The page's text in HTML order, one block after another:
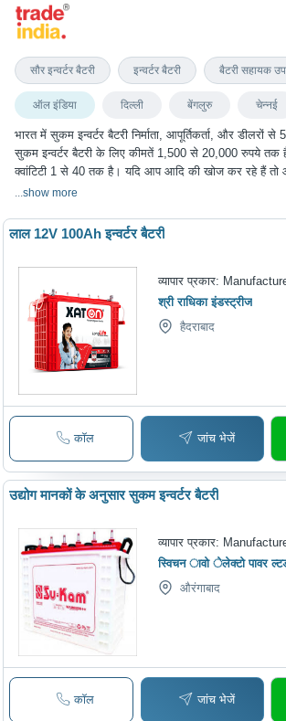
भारत में सुकम इन्वर्टर बैटरी निर्माता, आपूर्तिकर्ता, और डीलरों से
सुकम इन्वर्टर बैटरी के लिए कीमतें 1,500 से 20,000 रुपये तक
क्वांटिटी 1 से 40 तक है। यदि आप आदि की खोज कर रहे हैं तो
इन्वर्टर बैटरी के सबसे अच्छा विकल्प चुन सकते हैं। हम विभिन्न
अन्य शहर शामिल हैं।
...show more
ऑल इंडिया दिल्ली बेंगलुरु चेन्नई
लाल 12V 100Ah इन्वर्टर बैटरी
व्यापार प्रकार:
श्री राधिका इंडस्ट्रीज
हैदराबाद
कॉल जांच भेजें
उद्योग मानकों के अनुसार सुकम इन्वर्टर बैटरी
व्यापार प्रकार:
स्विचन ावो ेलेक्टो पावर
औरंगाबाद
कॉल जांच भेजें
सौर इन्वर्टर बैटरी इन्वर्टर बैटरी बैटरी सहायक